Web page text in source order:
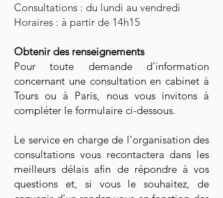
Consultations : du lundi au vendredi
Horaires : à partir de 14h15
Obtenir des renseignements
Pour toute demande d'information
concernant une consultation en cabinet à
Tours ou à Paris, nous vous invitons à
compléter le formulaire ci-dessous.
Le service en charge de l'organisation des
consultations vous recontactera dans les
meilleurs délais afin de répondre à vos
questions et, si vous le souhaitez, de